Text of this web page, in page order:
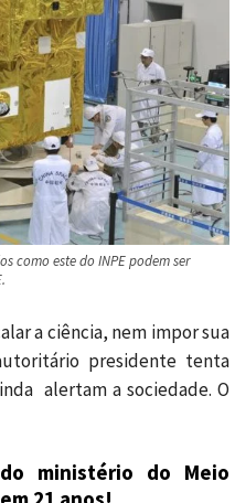
como este do INPE podem ser
a ciência, nem impor sua
presidente tenta
alertam a sociedade. O
ministério do Meio